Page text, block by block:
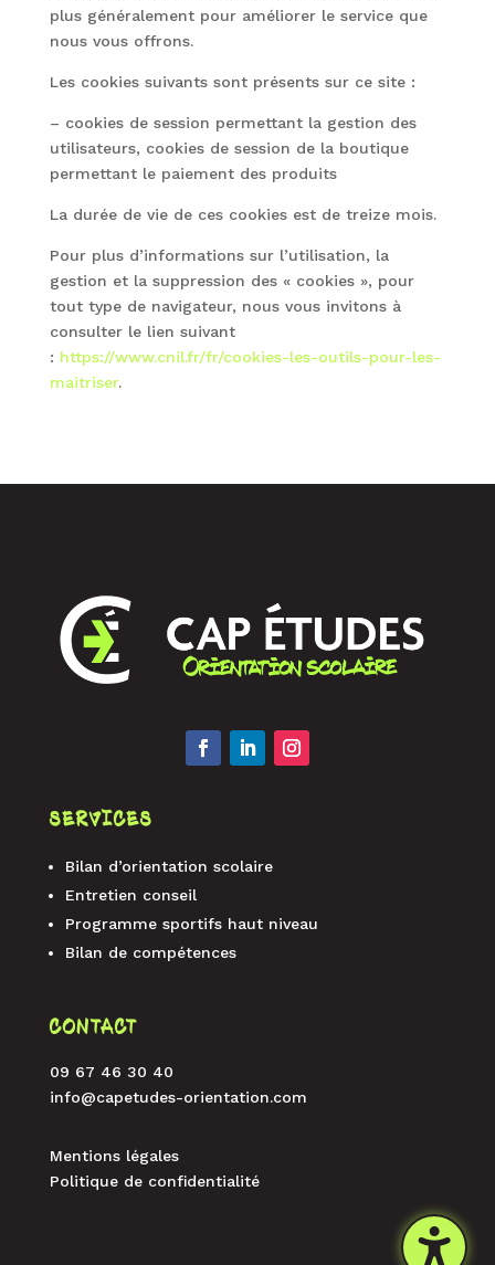
plus généralement pour améliorer le service que
nous vous offrons.
Les cookies suivants sont présents sur ce site :
– cookies de session permettant la gestion des
utilisateurs, cookies de session de la boutique
permettant le paiement des produits
La durée de vie de ces cookies est de treize mois.
Pour plus d’informations sur l’utilisation, la
gestion et la suppression des « cookies », pour
tout type de navigateur, nous vous invitons à
consulter le lien suivant
: https://www.cnil.fr/fr/cookies-les-outils-pour-les-
maitriser.
SERVICES
Bilan d’orientation scolaire
Entretien conseil
Programme sportifs haut niveau
Bilan de compétences
CONTACT
09 67 46 30 40
info@capetudes-orientation.com
Mentions légales
Politique de confidentialité